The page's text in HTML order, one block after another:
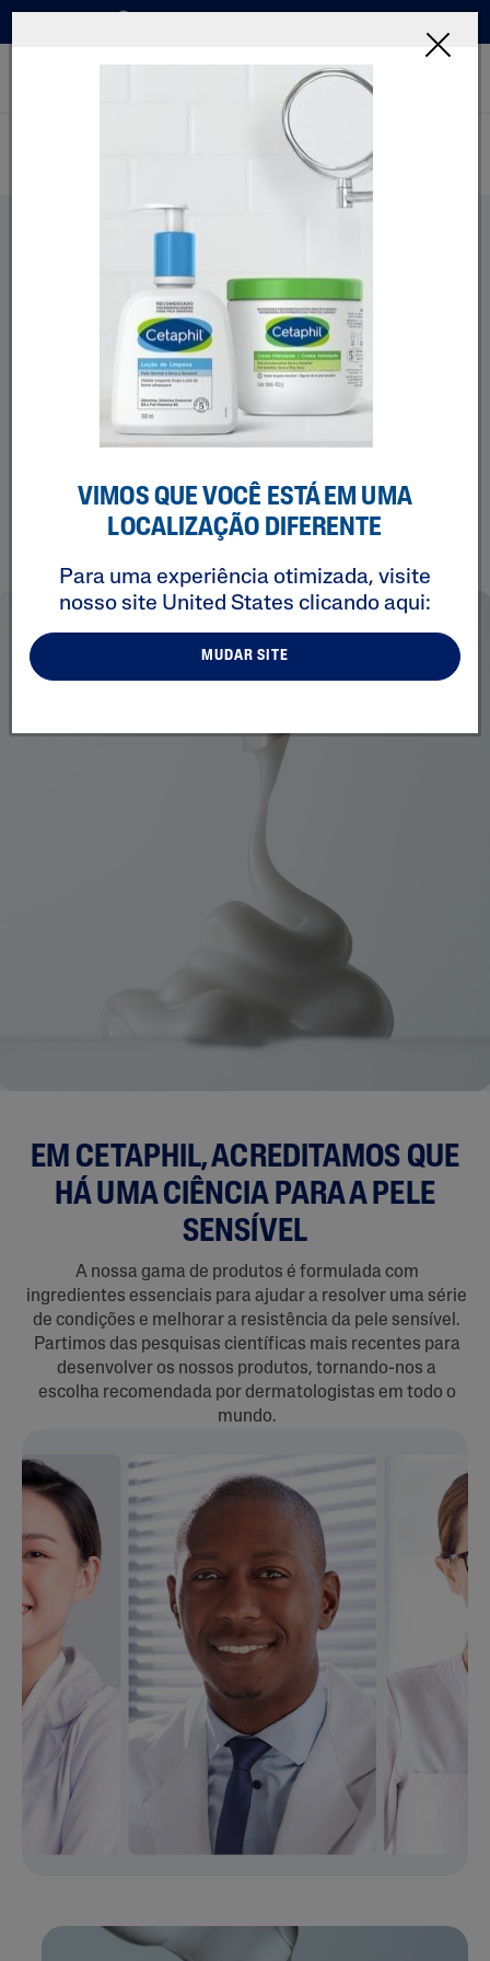
Cuidamos Da Pele Sensivel Com Base Cientifica
CUIDAMOS DA PELE
SENSÍVEL COM BASE
CIENTÍFICA
A pele sensível requer cuidados extras sustentados
por dados clinicamente comprovados. O portfólio
pesquisas científicas e estudos clínicos para
garantir a combinação mais eficaz de ingredientes
para sua pele sensível.
EM CETAPHIL, ACREDITAMOS QUE
HÁ UMA CIÊNCIA PARA A PELE
SENSÍVEL
A nossa gama de produtos é formulada com
ingredientes essenciais para ajudar a resolver uma série
de condições e melhorar a resistência da pele sensível.
Partimos das pesquisas científicas mais recentes para
desenvolver os nossos produtos, tornando-nos a
escolha recomendada por dermatologistas em todo o
mundo.
VIMOS QUE VOCÊ ESTÁ EM UMA
LOCALIZAÇÃO DIFERENTE
Para uma experiência otimizada, visite
nosso site United States clicando aqui:
MUDAR SITE